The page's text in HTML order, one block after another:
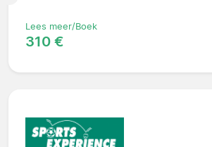
Lees meer/Boek
310 €